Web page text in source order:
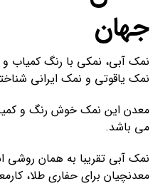
جهان
نمک آبی، نمکی با رنگ کمیاب و
نمک یاقوتی و نمک ایرانی
معدن این نمک خوش رنگ و
می باشد.
نمک آبی تقریبا به همان
معدنچیان برای حفاری طلا،